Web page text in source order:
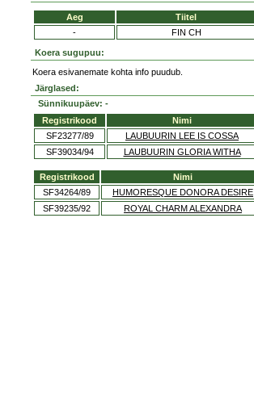
Aeg Tiitel
-
FIN CH
Koera sugupuu:
Koera esivanemate kohta info puudub.
Järglased:
Sünnikuupäev: -
Registrikood
Nimi
SF23277/89
LAUBUURIN LEE IS COSSA
SF39034/94
LAUBUURIN GLORIA WITHA
Registrikood Nimi
SF34264/89
HUMORESQUE DONORA DESIRE
SF39235/92
ROYAL CHARM ALEXANDRA